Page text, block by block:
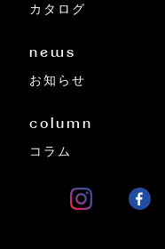
カタログ
news
お知らせ
column
コラム